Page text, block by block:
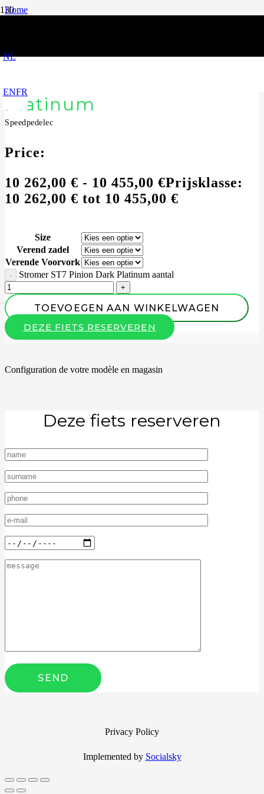
NL
ENFR
Home
Stromer ST7 Pinion Dark Platinum
Stromer ST7 Pinion Dark
Platinum
Speedpedelec
Price:
10 262,00 € - 10 455,00 €Prijsklasse:
10 262,00 € tot 10 455,00 €
Size
Verend zadel
Verende Voorvork
Stromer ST7 Pinion Dark Platinum aantal
TOEVOEGEN AAN WINKELWAGEN
DEZE FIETS RESERVEREN
Configuration de votre modèle en magasin
Deze fiets reserveren
Privacy Policy
Implemented by Socialsky